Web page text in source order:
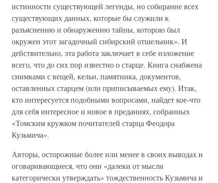
истинности существующей легенды, но собирание всех
существующих данных, которые бы служили к
разъяснению и обнаружению тайны, которою был
окружен этот загадочный сибирский отшельник». И
действительно, эта работа заключает в себе изложение
всего, что до сих пор известно о старце. Книга снабжена
снимками с вещей, кельи, памятника, документов,
оставленных старцем (или приписываемых ему). Итак,
кто интересуется подобными вопросами, найдет кое-что
для себя интересное и новое в преданиях, собранных
«Томским кружком почитателей старца Феодора
Кузьмича».
Авторы, осторожные более или менее в своих выводах и
оговаривающиеся, что они «далеки от мысли
категорически утверждать» тождественность Кузьмича и